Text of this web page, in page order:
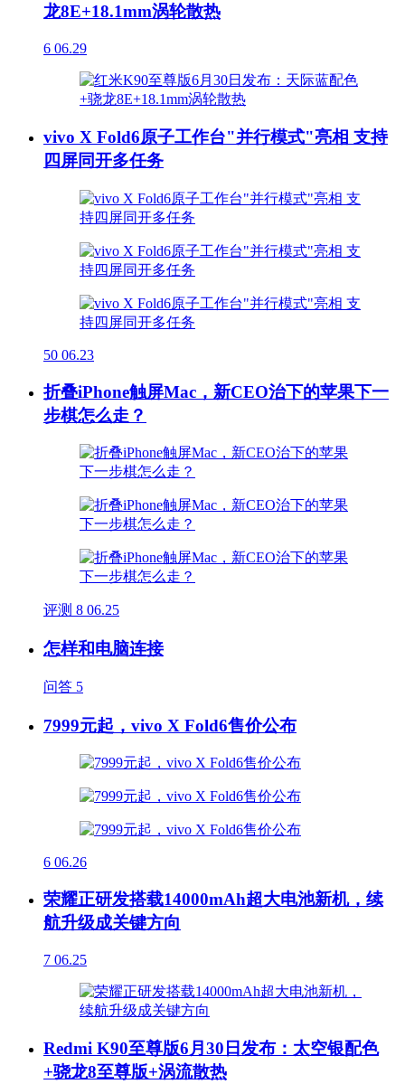
龙8E+18.1mm涡轮散热
6 06.29
vivo X Fold6原子工作台"并行模式"亮相 支持
四屏同开多任务
50 06.23
折叠iPhone触屏Mac，新CEO治下的苹果下一
步棋怎么走？
评测 8 06.25
怎样和电脑连接
问答 5
7999元起，vivo X Fold6售价公布
6 06.26
荣耀正研发搭载14000mAh超大电池新机，续
航升级成关键方向
7 06.25
Redmi K90至尊版6月30日发布：太空银配色
+骁龙8至尊版+涡流散热